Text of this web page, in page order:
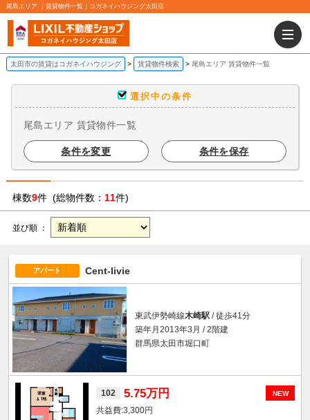
尾島エリア ｜賃貸物件一覧｜コガネイハウジング太田店
太田市の賃貸はコガネイハウジング 賃貸物件検索 尾島エリア 賃貸物件一覧
選択中の条件
尾島エリア 賃貸物件一覧
条件を変更 条件を保存
棟数9件 (総物件数： 11件)
並び順 ：
アパート Cent-livie
東武伊勢崎線木崎駅 / 徒歩41分
築年月2013年3月 / 2階建
群馬県太田市堀口町
NEW
102 5.75万円
3,300円